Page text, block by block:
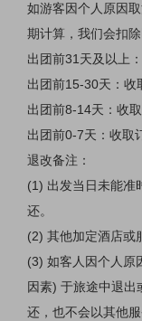
如游客因个人原因
期计算，我们会扣除
出团前31 天及以上
出团前15-30天：收
出团前8-14天：收
出团前0-7天：收取
退改备注：
(1) 出发当日未能准
还。
(2) 其他加定酒店或
(3) 如客人因个人原
因素) 于旅途中退出
还，也不会以其他服